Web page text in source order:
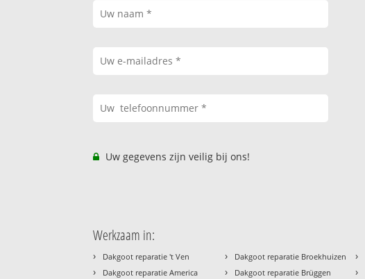
Uw gegevens zijn veilig bij ons!
Werkzaam in:
› Dakgoot reparatie 't Ven
› Dakgoot reparatie America
› Dakgoot reparatie Broekhuizen
› Dakgoot reparatie Brüggen
›
›